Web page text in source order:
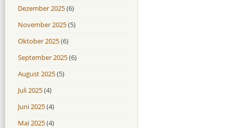
Dezember 2025(6)
November 2025(5)
Oktober 2025(6)
September 2025(6)
August 2025(5)
Juli 2025(4)
Juni 2025(4)
Mai 2025(4)